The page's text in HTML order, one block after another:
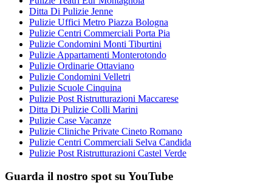
Ditta Di Pulizie Jenne
Pulizie Uffici Metro Piazza Bologna
Pulizie Centri Commerciali Porta Pia
Pulizie Condomini Monti Tiburtini
Pulizie Appartamenti Monterotondo
Pulizie Ordinarie Ottaviano
Pulizie Condomini Velletri
Pulizie Scuole Cinquina
Pulizie Post Ristrutturazioni Maccarese
Ditta Di Pulizie Colli Marini
Pulizie Case Vacanze
Pulizie Cliniche Private Cineto Romano
Pulizie Centri Commerciali Selva Candida
Pulizie Post Ristrutturazioni Castel Verde
Guarda il nostro spot su YouTube